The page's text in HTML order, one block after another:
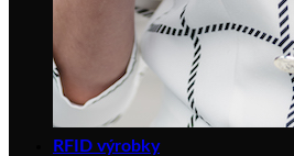
RFID výrobky